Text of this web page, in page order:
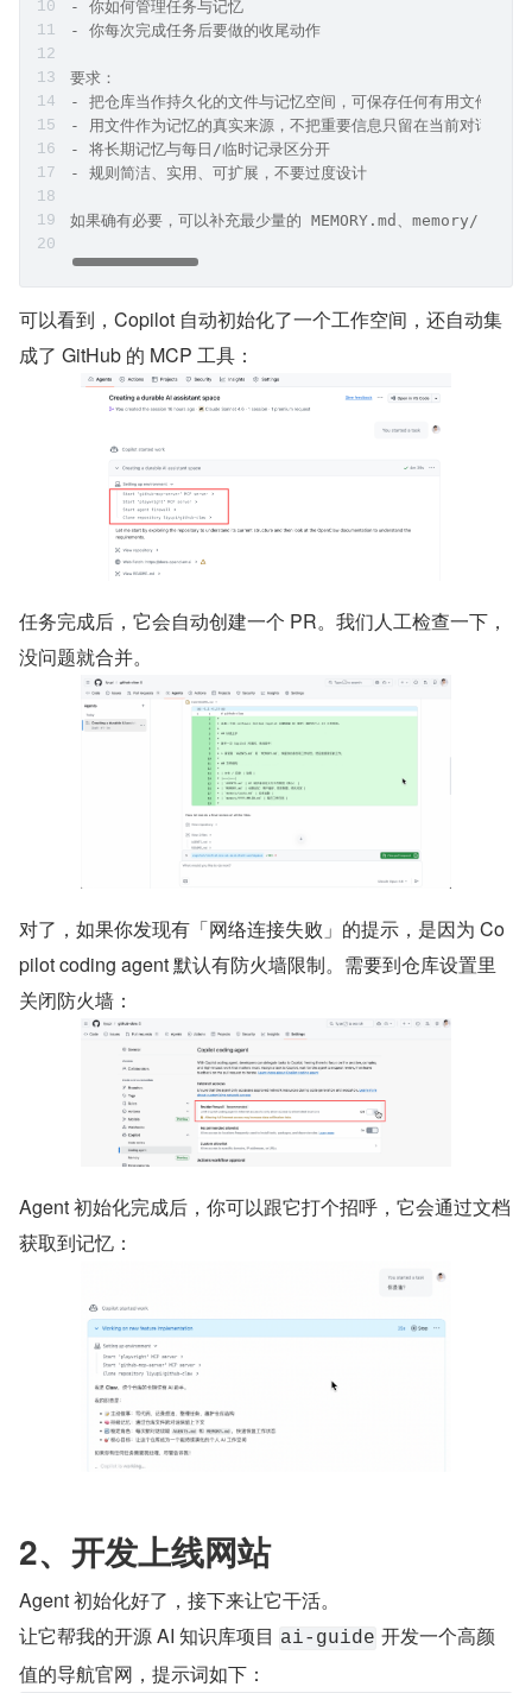
- 你如何管理任务与记忆
- 你每次完成任务后要做的收尾动作
要求：
- 把仓库当作持久化的文件与记忆空间，可保存任何有用文件
- 用文件作为记忆的真实来源，不把重要信息只留在当前对话里
- 将长期记忆与每日/临时记录区分开
- 规则简洁、实用、可扩展，不要过度设计
如果确有必要，可以补充最少量的 MEMORY.md、memory/ 或
可以看到，Copilot 自动初始化了一个工作空间，还自动集
成了 GitHub 的 MCP 工具：
任务完成后，它会自动创建一个 PR。我们人工检查一下，
没问题就合并。
对了，如果你发现有「网络连接失败」的提示，是因为 Co
pilot coding agent 默认有防火墙限制。需要到仓库设置里
关闭防火墙：
Agent 初始化完成后，你可以跟它打个招呼，它会通过文档
获取到记忆：
2、开发上线网站
Agent 初始化好了，接下来让它干活。
让它帮我的开源 AI 知识库项目 ai-guide 开发一个高颜
值的导航官网，提示词如下：